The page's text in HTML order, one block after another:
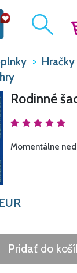
Rodinné
Momentálne
EUR
Pridať do